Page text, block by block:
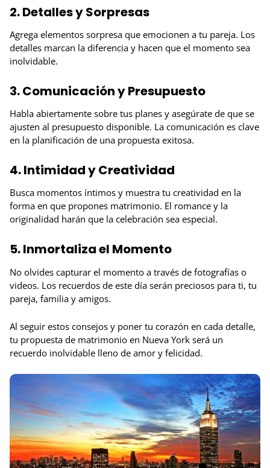
2. Detalles y Sorpresas
Agrega elementos sorpresa que emocionen a tu pareja. Los
detalles marcan la diferencia y hacen que el momento sea
inolvidable.
3. Comunicación y Presupuesto
Habla abiertamente sobre tus planes y asegúrate de que se
ajusten al presupuesto disponible. La comunicación es clave
en la planificación de una propuesta exitosa.
4. Intimidad y Creatividad
Busca momentos íntimos y muestra tu creatividad en la
forma en que propones matrimonio. El romance y la
originalidad harán que la celebración sea especial.
5. Inmortaliza el Momento
No olvides capturar el momento a través de fotografías o
videos. Los recuerdos de este día serán preciosos para ti, tu
pareja, familia y amigos.
Al seguir estos consejos y poner tu corazón en cada detalle,
tu propuesta de matrimonio en Nueva York será un
recuerdo inolvidable lleno de amor y felicidad.